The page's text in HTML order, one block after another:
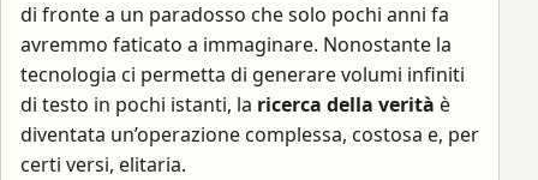
di fronte a un paradosso che solo pochi anni fa
avremmo faticato a immaginare. Nonostante la
tecnologia ci permetta di generare volumi infiniti
di testo in pochi istanti, la ricerca della verità è
diventata un’operazione complessa, costosa e, per
certi versi, elitaria.